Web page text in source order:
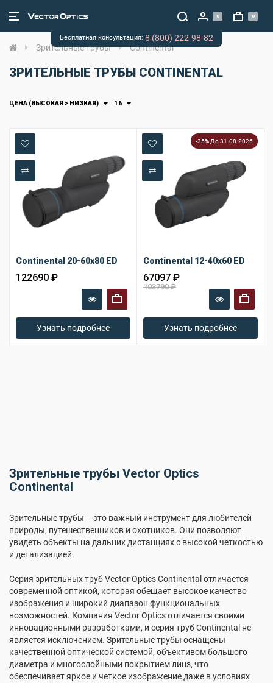
0 0
Зрительные трубы Continental
ЗРИТЕЛЬНЫЕ ТРУБЫ CONTINENTAL
ЦЕНА (ВЫСОКАЯ > НИЗКАЯ) 16
В сравнение
Continental 20-60x80 ED
122690 ₽
Узнать подробнее
-35% До 31.08.2026
В закладки
В сравнение
Continental 12-40x60 ED
67097 ₽
103790 ₽
Узнать подробнее
Зрительные трубы Vector Optics
Continental
Зрительные трубы – это важный инструмент для любителей
природы, путешественников и охотников. Они позволяют
увидеть объекты на дальних дистанциях с высокой четкостью
и детализацией.
Серия зрительных труб Vector Optics Continental отличается
современной оптикой, которая обещает высокое качество
изображения и широкий диапазон функциональных
возможностей. Компания Vector Optics отличается своими
инновационными разработками, и серия труб Continental не
является исключением. Зрительные трубы оснащены
качественной оптической системой, объективом большого
диаметра и многослойными покрытием линз, что
обеспечивает яркое и четкое изображение даже в условиях
Бесплатная консультация: 8 (800) 222-98-82